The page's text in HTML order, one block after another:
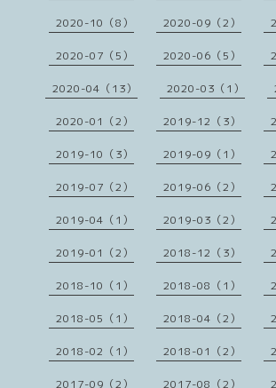
2020-10（8） 2020-09（2）
2020-07（5） 2020-06（5）
2020-04（13） 2020-03（1）
2020-01（2） 2019-12（3）
2019-10（3） 2019-09（1）
2019-07（2） 2019-06（2）
2019-04（1） 2019-03（2）
2019-01（2） 2018-12（3）
2018-10（1） 2018-08（1）
2018-05（1） 2018-04（2）
2018-02（1） 2018-01（2）
2017-09（2） 2017-08（2）